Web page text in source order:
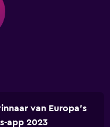
van Europa's
app 2023